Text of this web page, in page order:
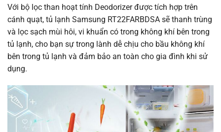
Với bộ lọc than hoạt tính Deodorizer được tích hợp trên
cánh quạt, tủ lạnh Samsung RT22FARBDSA sẽ thanh trùng
và lọc sạch mùi hôi, vi khuẩn có trong không khí bên trong
tủ lạnh, cho bạn sự trong lành dễ chịu cho bầu không khí
bên trong tủ lạnh và đảm bảo an toàn cho gia đình khi sử
dụng.